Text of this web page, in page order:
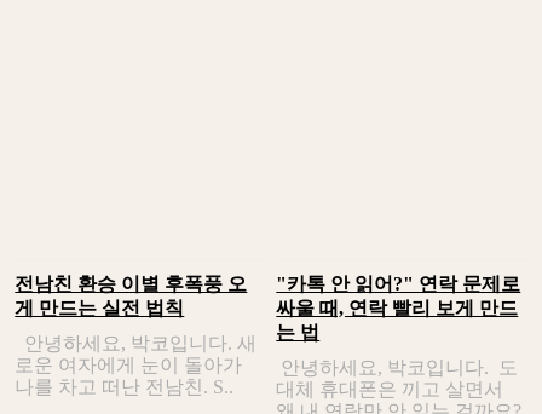
전남친 환승 이별 후폭풍 오
게 만드는 실전 법칙
안녕하세요, 박코입니다. 새
로운 여자에게 눈이 돌아가
나를 차고 떠난 전남친. S..
"카톡 안 읽어?" 연락 문제로
싸울 때, 연락 빨리 보게 만드
는 법
안녕하세요, 박코입니다. 도
대체 휴대폰은 끼고 살면서